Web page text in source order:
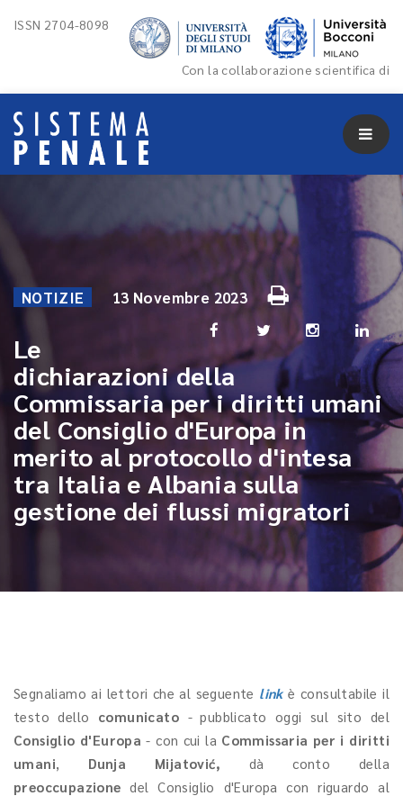
ISSN 2704-8098
Con la collaborazione scientifica di
NOTIZIE 13 Novembre 2023
Le
dichiarazioni della
Commissaria per i diritti umani
del Consiglio d'Europa in
merito al protocollo d'intesa
tra Italia e Albania sulla
gestione dei flussi migratori
Segnaliamo ai lettori che al seguente linkè consultabile il
testo dello comunicato - pubblicato oggi sul sito del
Consiglio d'Europa- con cui la Commissaria per i diritti
umani, Dunja Mijatović, dà conto della
preoccupazione del Consiglio d'Europa con riguardo al